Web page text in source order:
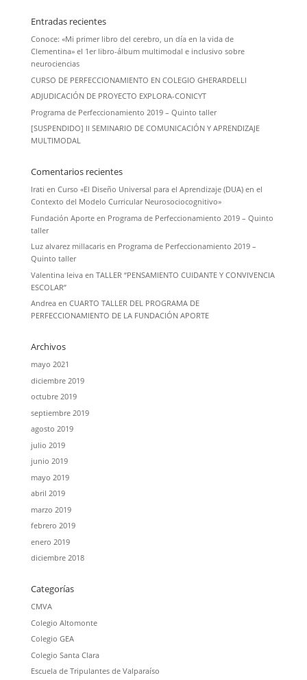
Entradas recientes
Conoce: «Mi primer libro del cerebro, un día en la vida de
Clementina» el 1er libro-álbum multimodal e inclusivo sobre
neurociencias
CURSO DE PERFECCIONAMIENTO EN COLEGIO GHERARDELLI
ADJUDICACIÓN DE PROYECTO EXPLORA-CONICYT
Programa de Perfeccionamiento 2019 – Quinto taller
[SUSPENDIDO] II SEMINARIO DE COMUNICACIÓN Y APRENDIZAJE
MULTIMODAL
Comentarios recientes
Irati en Curso «El Diseño Universal para el Aprendizaje (DUA) en el
Contexto del Modelo Curricular Neurosociocognitivo»
Fundación Aporteen Programa de Perfeccionamiento 2019 – Quinto
taller
Luz alvarez millacarisen Programa de Perfeccionamiento 2019 –
Quinto taller
Valentina leivaen TALLER “PENSAMIENTO CUIDANTE Y CONVIVENCIA
ESCOLAR”
Andreaen CUARTO TALLER DEL PROGRAMA DE
PERFECCIONAMIENTO DE LA FUNDACIÓN APORTE
Archivos
mayo 2021
diciembre 2019
octubre 2019
septiembre 2019
agosto 2019
julio 2019
junio 2019
mayo 2019
abril 2019
marzo 2019
febrero 2019
enero 2019
diciembre 2018
Categorías
CMVA
Colegio Altomonte
Colegio GEA
Colegio Santa Clara
Escuela de Tripulantes de Valparaíso